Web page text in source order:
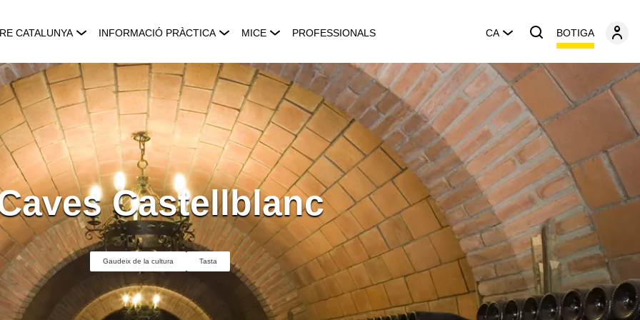
CATALUNYA INFORMACIÓ PRÀCTICA MICE PROFESSIONALS CA BOTIGA
Castellblanc
Gaudeix de la cultura Tasta